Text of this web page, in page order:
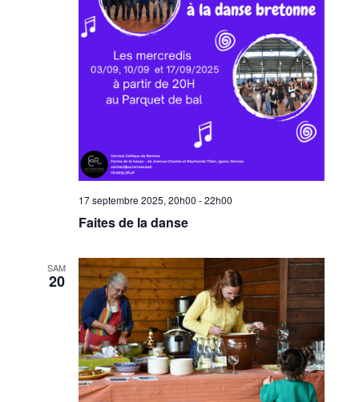
17 septembre 2025, 20h00 -22h00
Faites de la danse
SAM
20